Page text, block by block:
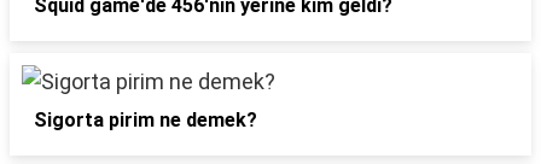
Squid game'de 456'nın yerine kim geldi?
Sigorta pirim ne demek?